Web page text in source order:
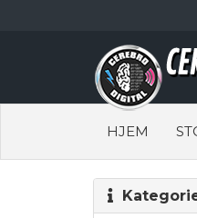
HJEM